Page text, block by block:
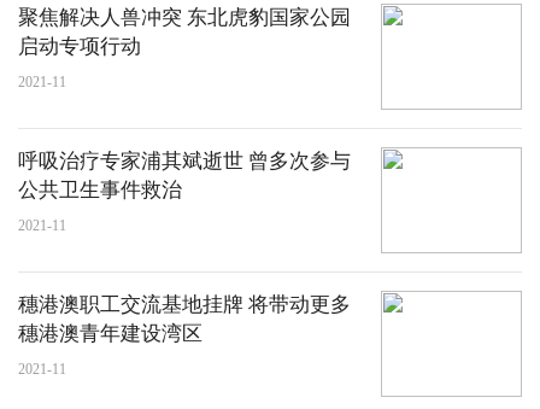
聚焦解决人兽冲突 东北虎豹国家公园
启动专项行动
2021-11
呼吸治疗专家浦其斌逝世 曾多次参与
公共卫生事件救治
2021-11
穗港澳职工交流基地挂牌 将带动更多
穗港澳青年建设湾区
2021-11